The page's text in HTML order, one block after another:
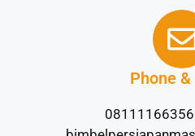
Phone &